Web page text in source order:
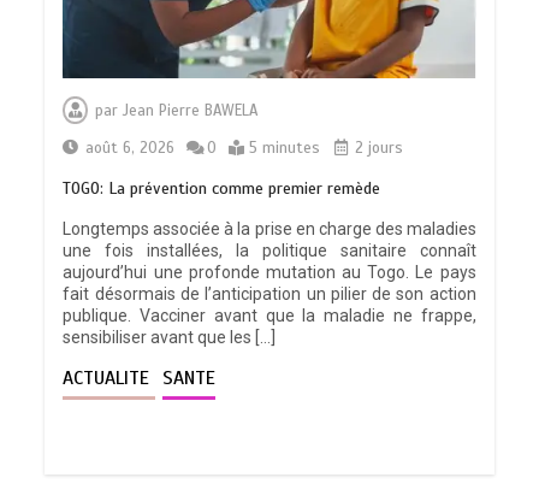
parJean Pierre BAWELA
août 6, 2026
0 5 minutes 2 jours
TOGO: La prévention comme premier remède
Longtemps associée à la prise en charge des maladies
une fois installées, la politique sanitaire connaît
aujourd’hui une profonde mutation au Togo. Le pays
fait désormais de l’anticipation un pilier de son action
publique. Vacciner avant que la maladie ne frappe,
sensibiliser avant que les […]
ACTUALITE SANTE